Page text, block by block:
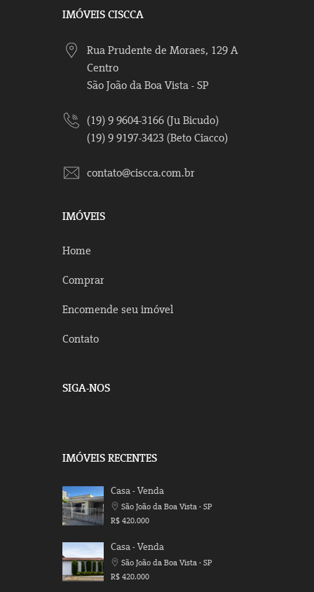
IMÓVEIS CISCCA
Rua Prudente de Moraes, 129 A
Centro
São João da Boa Vista - SP
(19) 9 9604-3166 (Ju Bicudo)
(19) 9 9197-3423 (Beto Ciacco)
contato@ciscca.com.br
IMÓVEIS
Home
Comprar
Encomende seu imóvel
Contato
SIGA-NOS
IMÓVEIS RECENTES
Casa - Venda
São João da Boa Vista - SP
R$ 420.000
Casa - Venda
São João da Boa Vista - SP
R$ 420.000